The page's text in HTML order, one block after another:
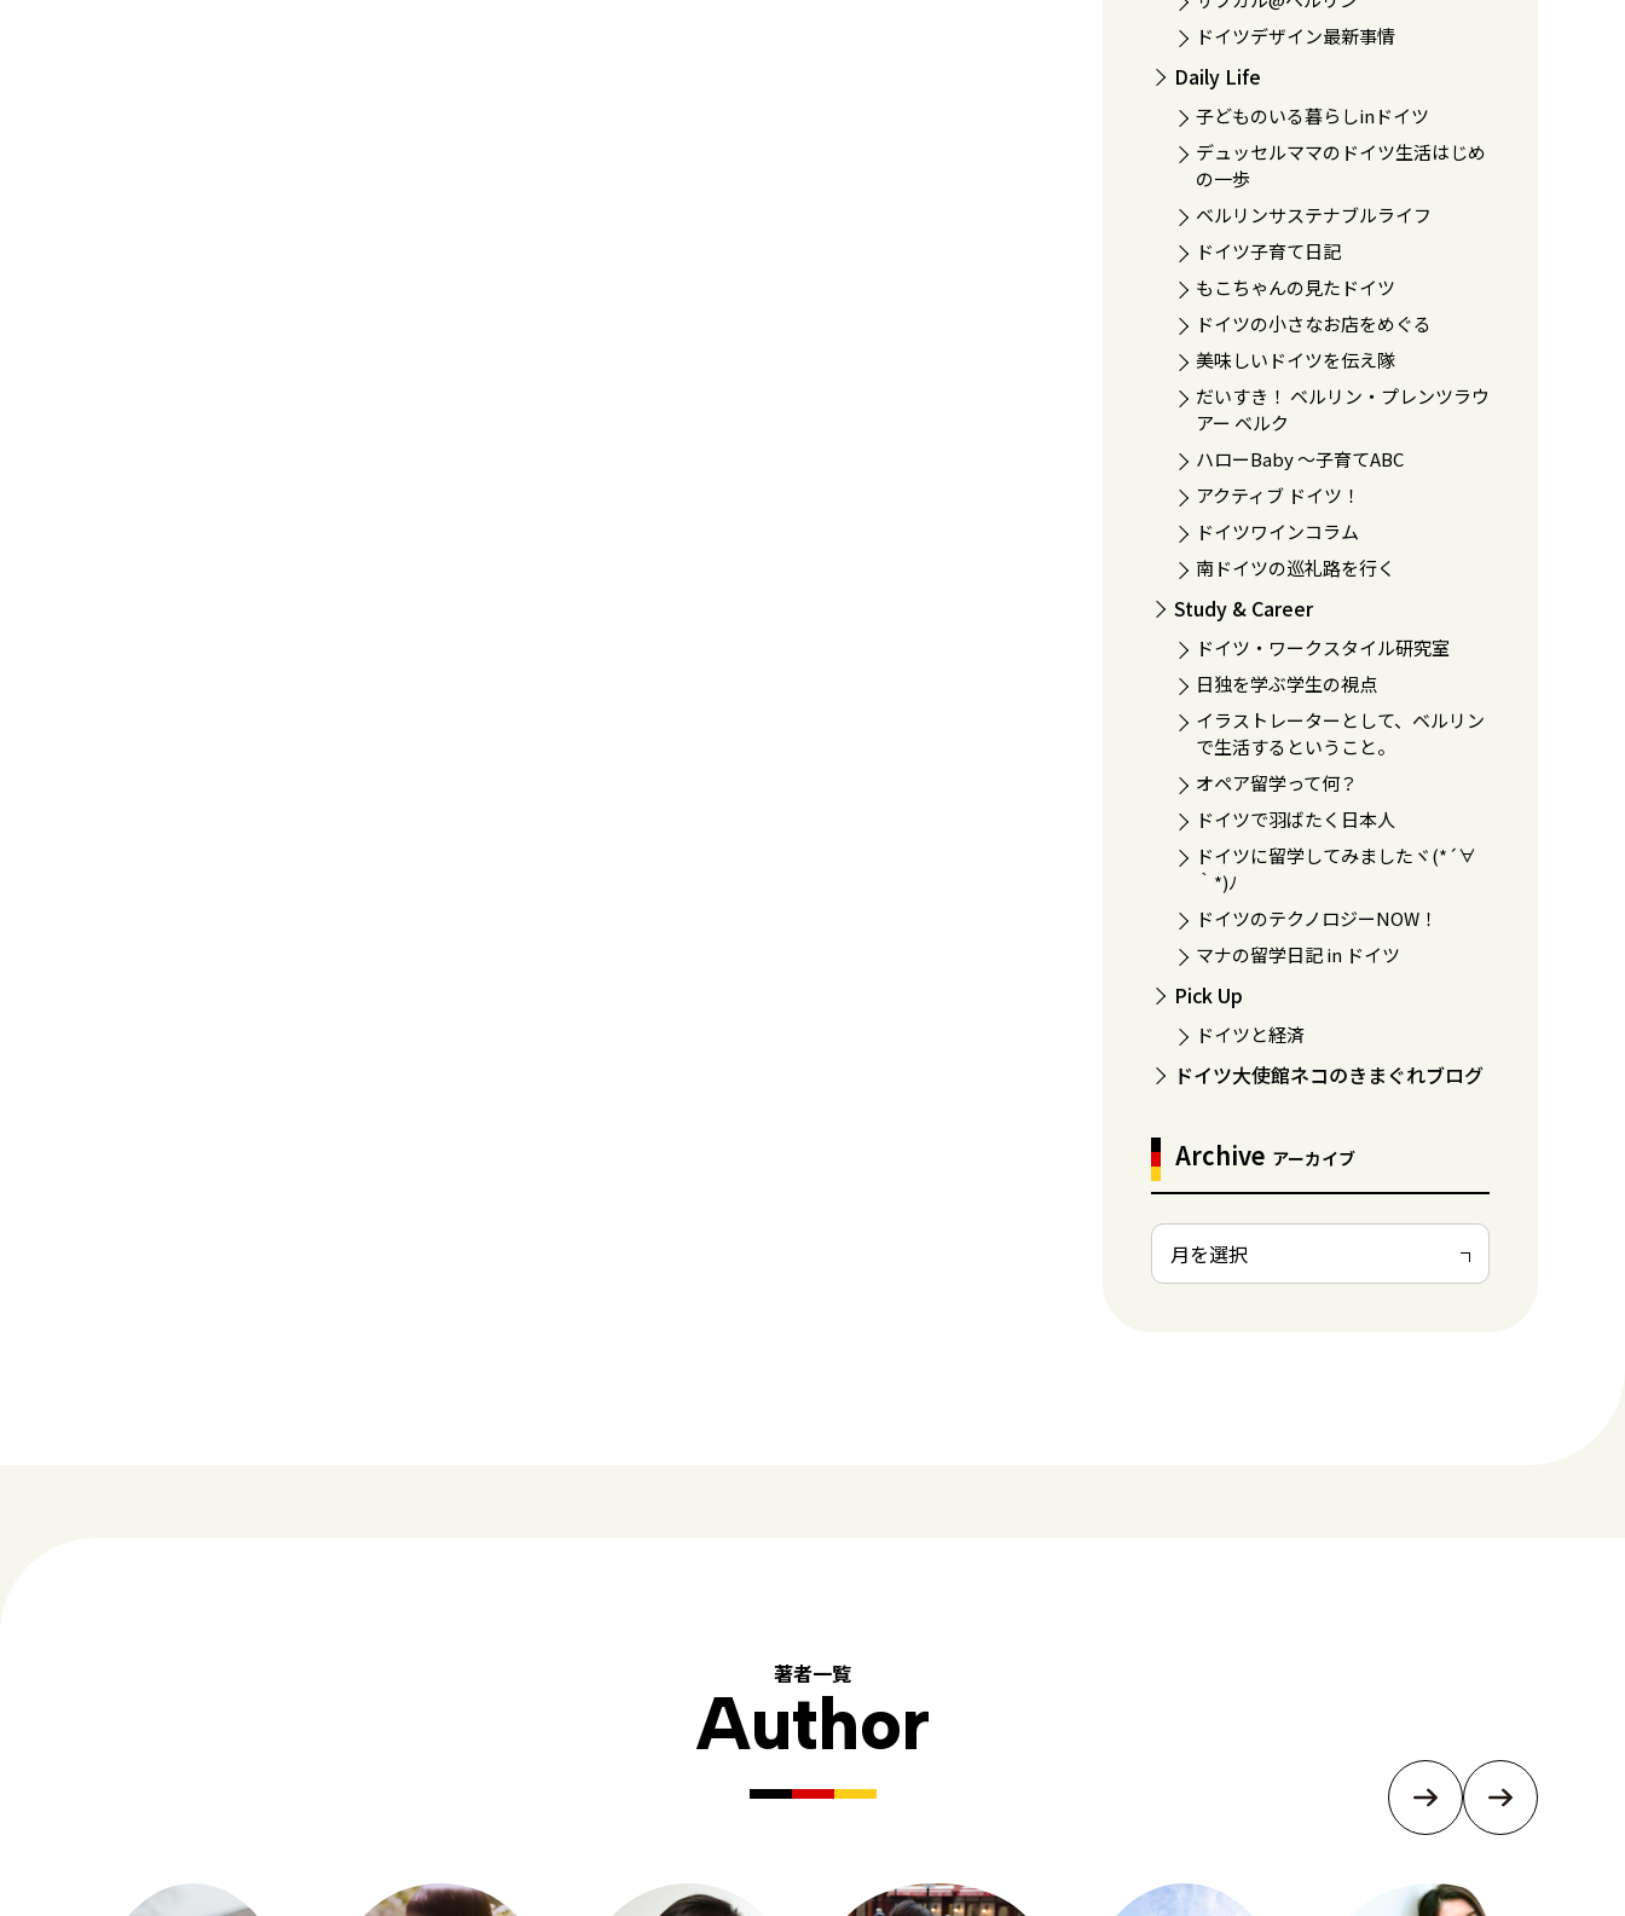
ドイツデザイン最新事情
Daily Life
子どものいる暮らしinドイツ
デュッセルママのドイツ生活はじめ
の一歩
ベルリンサステナブルライフ
ドイツ子育て日記
もこちゃんの見たドイツ
ドイツの小さなお店をめぐる
美味しいドイツを伝え隊
だいすき！ ベルリン・プレンツラウ
アー ベルク
ハローBaby 〜子育てABC
アクティブ ドイツ！
ドイツワインコラム
南ドイツの巡礼路を行く
Study & Career
ドイツ・ワークスタイル研究室
日独を学ぶ学生の視点
イラストレーターとして、ベルリン
で生活するということ。
オペア留学って何？
ドイツで羽ばたく日本人
ドイツに留学してみましたヾ(*´∀
｀*)ﾉ
ドイツのテクノロジーNOW！
マナの留学日記 in ドイツ
Pick Up
ドイツと経済
ドイツ大使館ネコのきまぐれブログ
Archive アーカイブ
著者一覧
Author